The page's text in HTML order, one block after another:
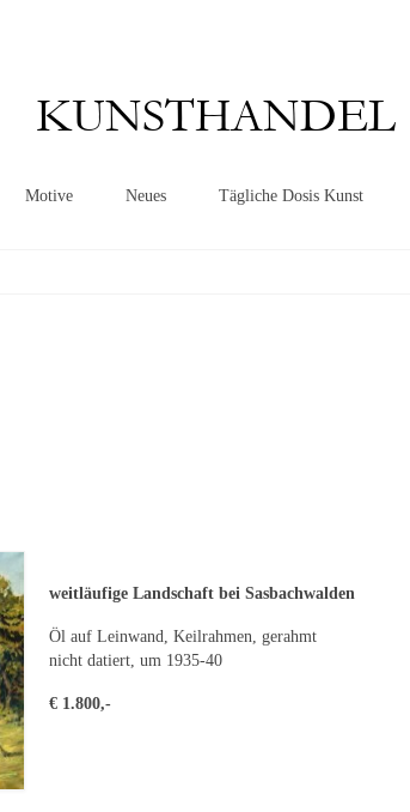
Motive Neues Tägliche Dosis Kunst
weitläufige Landschaft bei Sasbachwalden
Öl auf Leinwand, Keilrahmen, gerahmt
nicht datiert, um 1935-40
€ 1.800,-